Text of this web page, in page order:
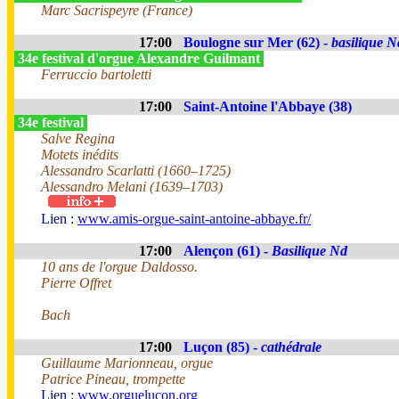
Marc Sacrispeyre (France)
17:00 Boulogne sur Mer (62) - basilique
34e festival d'orgue Alexandre Guilmant
Ferruccio bartoletti
17:00
Saint-Antoine l'Abbaye (38)
34e festival
Salve Regina
Motets inédits
Alessandro Scarlatti (1660–1725)
Alessandro Melani (1639–1703)
Lien : www.amis-orgue-saint-antoine-abbaye.fr/
17:00 Alençon (61) - Basilique Nd
10 ans de l'orgue Daldosso.
Pierre Offret
Bach
17:00 Luçon (85) - cathédrale
Guillaume Marionneau, orgue
Patrice Pineau, trompette
Lien : www.orguelucon.org